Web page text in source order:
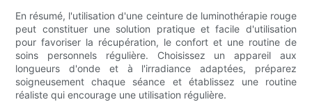
En résumé, l'utilisation d'une ceinture de luminothérapie rouge
peut constituer une solution pratique et facile d'utilisation
pour favoriser la récupération, le confort et une routine de
soins personnels régulière. Choisissez un appareil aux
longueurs d'onde et à l'irradiance adaptées, préparez
soigneusement chaque séance et établissez une routine
réaliste qui encourage une utilisation régulière.